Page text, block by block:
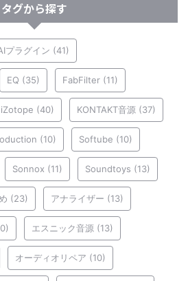
タグから探す
プラグイン (41)
EQ (35) FabFilter (11)
iZotope (40) KONTAKT音源 (37)
(10) Softube (10)
Sonnox (11) Soundtoys (13)
(23) アナライザー (13)
エスニック音源 (13)
オーディオリペア (10)